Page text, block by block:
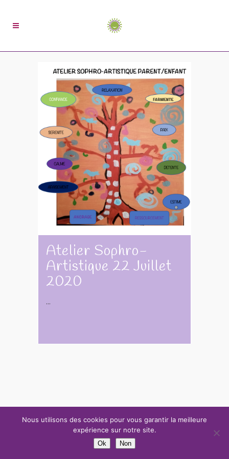
Atelier Sophro-
Artistique 22 Juillet
2020
...
Copyright 2025 -conception : Atelier Demeter
Nous utilisons des cookies pour vous garantir la meilleure
expérience sur notre site.
Ok Non